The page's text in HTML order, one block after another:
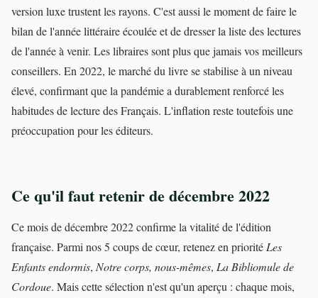
version luxe trustent les rayons. C'est aussi le moment de faire le
bilan de l'année littéraire écoulée et de dresser la liste des lectures
de l'année à venir. Les libraires sont plus que jamais vos meilleurs
conseillers. En 2022, le marché du livre se stabilise à un niveau
élevé, confirmant que la pandémie a durablement renforcé les
habitudes de lecture des Français. L'inflation reste toutefois une
préoccupation pour les éditeurs.
Ce qu'il faut retenir de décembre 2022
Ce mois de décembre 2022 confirme la vitalité de l'édition
française. Parmi nos 5 coups de cœur, retenez en prioritéLes
Enfants endormis, Notre corps, nous-mêmes, La Bibliomule de
Cordoue. Mais cette sélection n'est qu'un aperçu : chaque mois,